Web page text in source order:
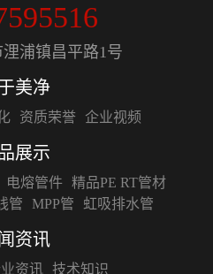
浦镇昌平路1号
美净
资质荣誉 企业视频
展示
电熔管件 精品PE RT管材
管 MPP管 虹吸排水管
资讯
资讯 技术知识